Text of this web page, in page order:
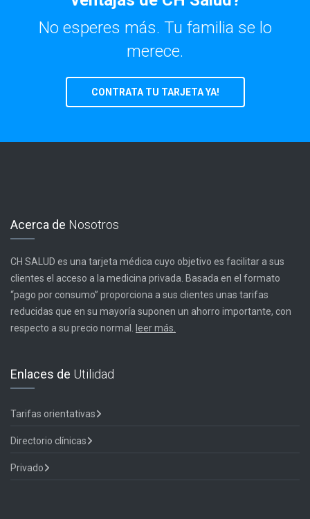
No esperes más. Tu familia se lo
merece.
CONTRATA TU TARJETA YA!
Acerca de Nosotros
CH SALUD es una tarjeta médica cuyo objetivo es facilitar a sus
clientes el acceso a la medicina privada. Basada en el formato
“pago por consumo” proporciona a sus clientes unas tarifas
reducidas que en su mayoría suponen un ahorro importante, con
respecto a su precio normal.
leer más.
Enlaces de Utilidad
Tarifas orientativas
Directorio clínicas
Privado